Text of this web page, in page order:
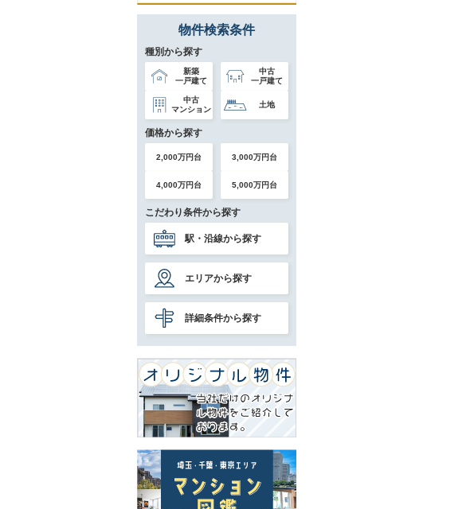
物件検索条件
種別から探す
新築
一戸建て
中古
一戸建て
中古
マンション
土地
価格から探す
2,000万円台 3,000万円台
4,000万円台 5,000万円台
こだわり条件から探す
駅・沿線から探す
エリアから探す
詳細条件から探す